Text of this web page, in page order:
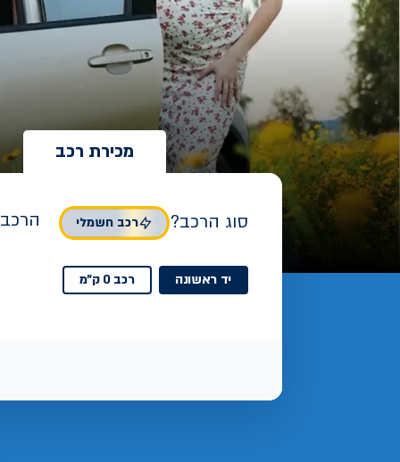
מכירת רכב
סוג הרכב? רכב חשמלי
יד ראשונה רכב 0 ק"מ